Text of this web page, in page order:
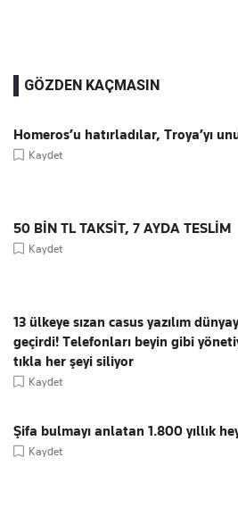
GÖZDEN KAÇMASIN
Homeros’u hatırladılar, Troya’yı
Kaydet
50 BİN TL TAKSİT, 7 AYDA TESLİM
Kaydet
13 ülkeye sızan casus yazılım
geçirdi! Telefonları beyin gibi
tıkla her şeyi siliyor
Kaydet
Şifa bulmayı anlatan 1.800 yıllık
Kaydet